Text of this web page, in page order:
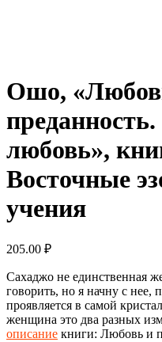
Ошо,
любовь»,
Восточные
учения
205.00 ₽
Сахаджо не единственная
говорить, но я начну с нее,
проявляется в самой
женщина это два разных
описание книги: Любовь и